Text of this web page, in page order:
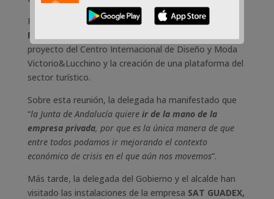
Por último, en la reunión se ha dialogado sobre el
Plan Municipal de Turismo
proyecto del Centro Internacional de Diseño y Moda
Victorio&Lucchino y la creación de una plataforma del
sector turístico.
Sobre esta reunión, la delegada ha manifestado que
“la Junta de Andalucía quiereir de la mano de la
empresa privada, por que es la única manera de que
entre todos podamos ir mejorando el contexto
económico de crisis en el que aún nos movemos”.
Más tarde, la delegada del Gobierno y el alcalde han
visitado las instalaciones de la empresa SAT GUADEX,